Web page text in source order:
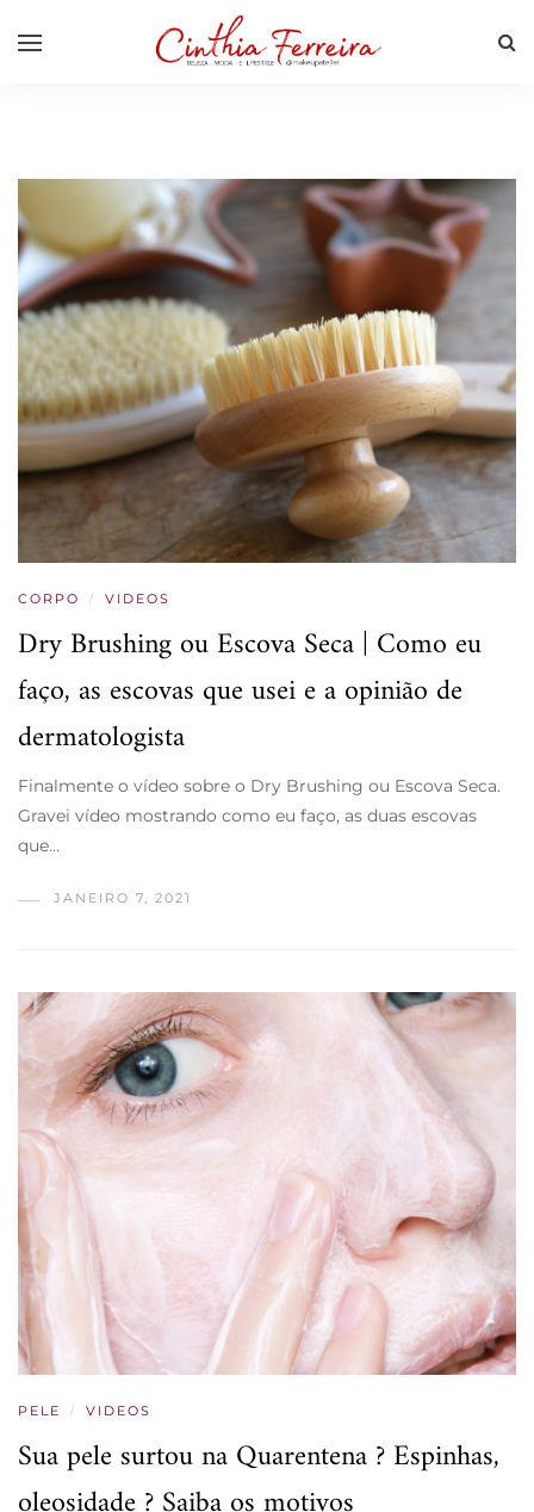
CORPO / VIDEOS
Dry Brushing ou Escova Seca | Como eu
faço, as escovas que usei e a opinião de
dermatologista
Finalmente o vídeo sobre o Dry Brushing ou Escova Seca.
Gravei vídeo mostrando como eu faço, as duas escovas
que…
JANEIRO 7, 2021
PELE / VIDEOS
Sua pele surtou na Quarentena ? Espinhas,